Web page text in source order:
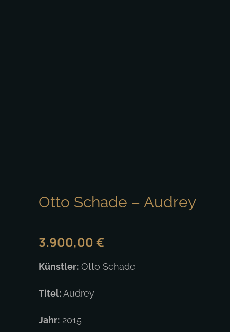
Otto Schade – Audrey
3.900,00 €
Künstler:Otto Schade
Titel:Audrey
Jahr:2015